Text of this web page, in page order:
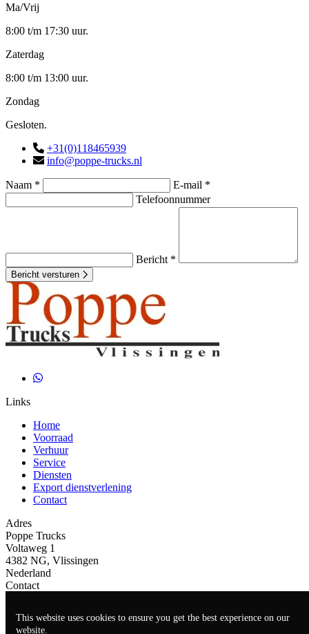
This website uses cookies to ensure you get the best experience on our
website.
Ma/Vrij
8:00 t/m 17:30 uur.
Zaterdag
8:00 t/m 13:00 uur.
Zondag
Gesloten.
+31(0)118465939
info@poppe-trucks.nl
Naam *
E-mail *
Telefoonnummer
Bericht *
Bericht versturen
Links
Home
Voorraad
Verhuur
Service
Diensten
Export dienstverlening
Contact
Adres
Poppe Trucks
Voltaweg 1
4382 NG, Vlissingen
Nederland
Contact
info@poppe-trucks.nl